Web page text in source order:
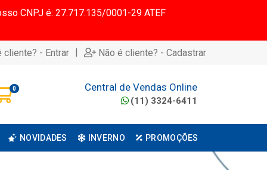
CNPJ é: 27.717.135/0001-29 ATEF
cliente? - Entrar | Não é cliente? - Cadastrar
0 Central de Vendas Online
(11) 3324-6411
NOVIDADES INVERNO PROMOÇÕES